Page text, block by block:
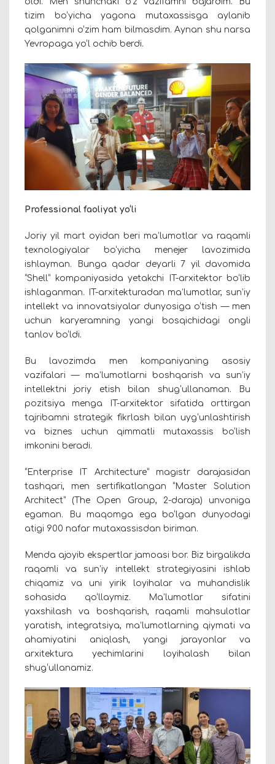
tizim bo‘yicha yagona mutaxassisga aylanib
qolganimni o‘zim ham bilmasdim. Aynan shu narsa
Yevropaga yo‘l ochib berdi.
Professional faoliyat yo‘li
Joriy yil mart oyidan beri ma’lumotlar va raqamli
texnologiyalar bo‘yicha menejer lavozimida
ishlayman. Bunga qadar deyarli 7 yil davomida
“Shell” kompaniyasida yetakchi IT-arxitektor bo‘lib
ishlaganman. IT-arxitekturadan ma’lumotlar, sun’iy
intellekt va innovatsiyalar dunyosiga o‘tish — men
uchun karyeramning yangi bosqichidagi ongli
tanlov bo‘ldi.
Bu lavozimda men kompaniyaning asosiy
vazifalari — ma’lumotlarni boshqarish va sun’iy
intellektni joriy etish bilan shug‘ullanaman. Bu
pozitsiya menga IT-arxitektor sifatida orttirgan
tajribamni strategik fikrlash bilan uyg‘unlashtirish
va biznes uchun qimmatli mutaxassis bo‘lish
imkonini beradi.
“Enterprise IT Architecture” magistr darajasidan
tashqari, men sertifikatlangan “Master Solution
Architect” (The Open Group, 2-daraja) unvoniga
egaman. Bu maqomga ega bo‘lgan dunyodagi
atigi 900 nafar mutaxassisdan biriman.
Menda ajoyib ekspertlar jamoasi bor. Biz birgalikda
raqamli va sun’iy intellekt strategiyasini ishlab
chiqamiz va uni yirik loyihalar va muhandislik
sohasida qo‘llaymiz. Ma’lumotlar sifatini
yaxshilash va boshqarish, raqamli mahsulotlar
yaratish, integratsiya, ma’lumotlarning qiymati va
ahamiyatini aniqlash, yangi jarayonlar va
arxitektura yechimlarini loyihalash bilan
shug‘ullanamiz.